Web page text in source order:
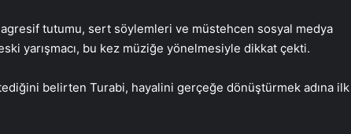
tutumu, sert söylemleri ve müstehcen sosyal medya
yarışmacı, bu kez müziğe yönelmesiyle dikkat çekti.
belirten Turabi, hayalini gerçeğe dönüştürmek adına ilk